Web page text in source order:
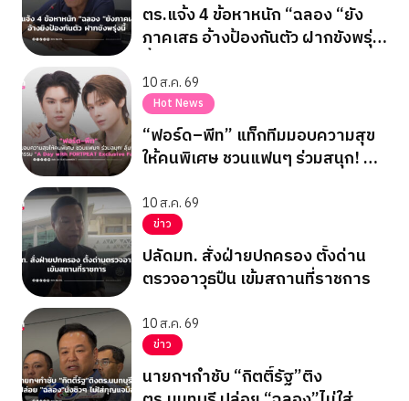
ตร.แจ้ง 4 ข้อหาหนัก “ฉลอง “ยัง
ภาคเสธ อ้างป้องกันตัว ฝากขังพรุ่ง
10 ส.ค. 69
Hot News
“ฟอร์ด–พีท” แท็กทีมมอบความสุข
ให้คนพิเศษ ชวนแฟนๆ ร่วมสนุก! ลุ้น
FORTPEAT Exclusive Fan Meet”
10 ส.ค. 69
ข่าว
ปลัดมท. สั่งฝ่ายปกครอง ตั้งด่าน
ตรวจอาวุธปืน เข้มสถานที่ราชการ
10 ส.ค. 69
ข่าว
นายกฯกำชับ “กิตติ์รัฐ”ติง